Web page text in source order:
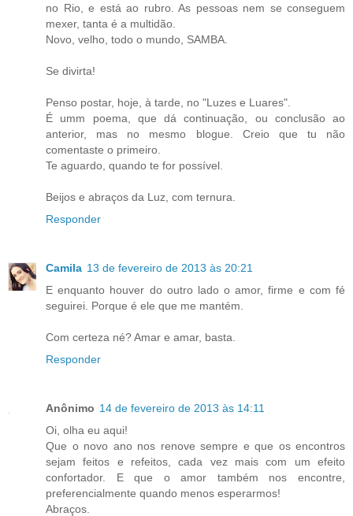
no Rio, e está ao rubro. As pessoas nem se conseguem
mexer, tanta é a multidão.
Novo, velho, todo o mundo, SAMBA.
Se divirta!
Penso postar, hoje, à tarde, no "Luzes e Luares".
É umm poema, que dá continuação, ou conclusão ao
anterior, mas no mesmo blogue. Creio que tu não
comentaste o primeiro.
Te aguardo, quando te for possível.
Beijos e abraços da Luz, com ternura.
Responder
Camila 13 de fevereiro de 2013 às 20:21
E enquanto houver do outro lado o amor, firme e com fé
seguirei. Porque é ele que me mantém.
Com certeza né? Amar e amar, basta.
Responder
Anônimo 14 de fevereiro de 2013 às 14:11
Oi, olha eu aqui!
Que o novo ano nos renove sempre e que os encontros
sejam feitos e refeitos, cada vez mais com um efeito
confortador. E que o amor também nos encontre,
preferencialmente quando menos esperarmos!
Abraços.